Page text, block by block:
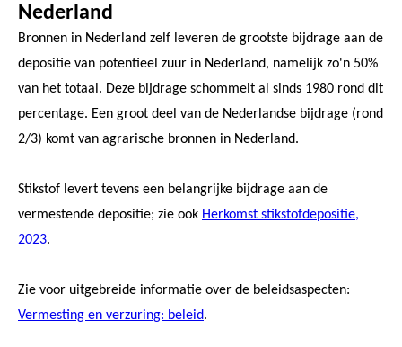
Nederland
Bronnen in Nederland zelf leveren de grootste bijdrage aan de
depositie van potentieel zuur in Nederland, namelijk zo'n 50%
van het totaal. Deze bijdrage schommelt al sinds 1980 rond dit
percentage. Een groot deel van de Nederlandse bijdrage (rond
2/3) komt van agrarische bronnen in Nederland.
Stikstof levert tevens een belangrijke bijdrage aan de
vermestende depositie; zie ook Herkomst stikstofdepositie,
2023.
Zie voor uitgebreide informatie over de beleidsaspecten:
Vermesting en verzuring: beleid.